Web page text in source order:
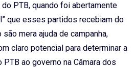
PTB, quando foi abertamente
que esses partidos recebiam do
mera ajuda de campanha,
claro potencial para determinar a
ao governo na Câmara dos